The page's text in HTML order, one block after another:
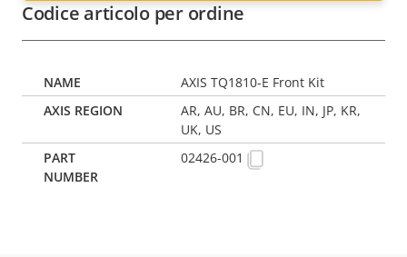
Codice articolo per ordine
AXIS TQ1810-E Front Kit
AR, AU, BR, CN, EU, IN, JP, KR,
UK, US
02426-001